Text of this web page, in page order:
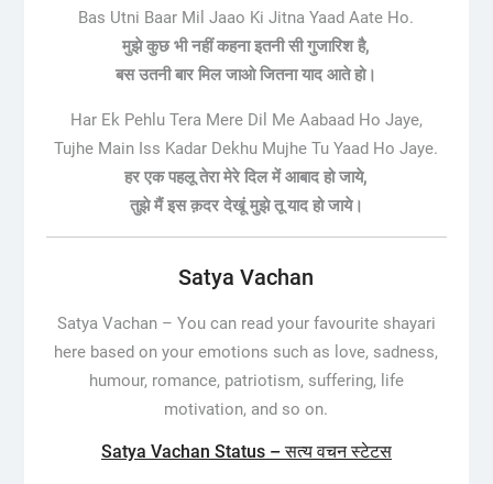
Bas Utni Baar Mil Jaao Ki Jitna Yaad Aate Ho.
मुझे कुछ भी नहीं कहना इतनी सी गुजारिश है,
बस उतनी बार मिल जाओ जितना याद आते हो।
Har Ek Pehlu Tera Mere Dil Me Aabaad Ho Jaye,
Tujhe Main Iss Kadar Dekhu Mujhe Tu Yaad Ho Jaye.
हर एक पहलू तेरा मेरे दिल में आबाद हो जाये,
तुझे मैं इस क़दर देखूं मुझे तू याद हो जाये।
Satya Vachan
Satya Vachan – You can read your favourite shayari
here based on your emotions such as love, sadness,
humour, romance, patriotism, suffering, life
motivation, and so on.
Satya Vachan Status – सत्य वचन स्टेटस